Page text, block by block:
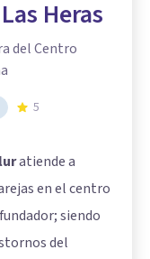
Heras
del Centro
5
atiende a
en el centro
siendo
del